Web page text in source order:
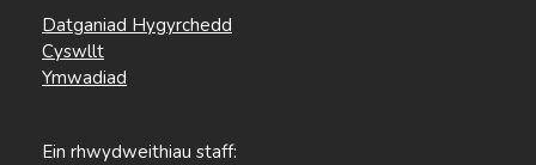
Datganiad Hygyrchedd
Cyswllt
Ymwadiad
Ein rhwydweithiau staff: